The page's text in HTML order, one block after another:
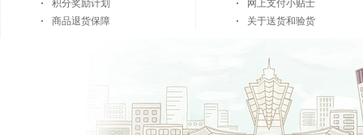
积分奖励计划
商品退货保障
网上支付小贴士
关于送货和验货